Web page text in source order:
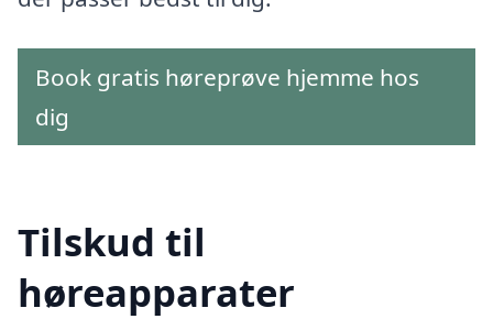
Book gratis høreprøve hjemme hos
dig
Tilskud til
høreapparater